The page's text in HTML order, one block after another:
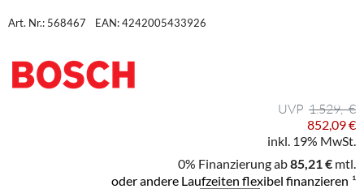
Art. Nr.: 568467 EAN: 4242005433926
1.529,- €
852,09 €
inkl. 19% MwSt.
0% Finanzierung ab85,21 € mtl.
oder andere Laufzeiten flexibel finanzieren ¹